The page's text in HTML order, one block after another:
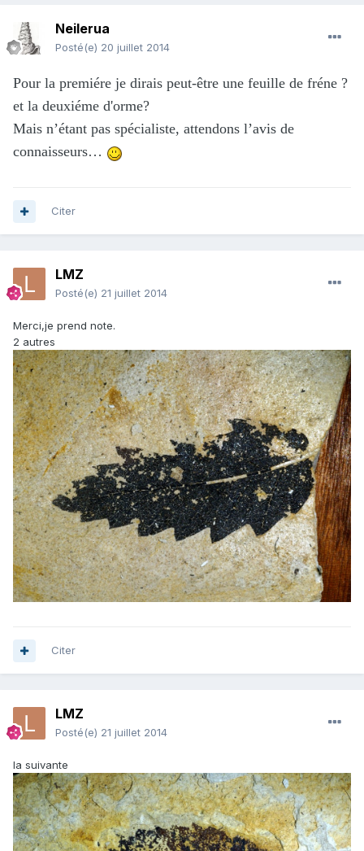
Neilerua
Posté(e) 20 juillet 2014
Pour la premiére je dirais peut-être une feuille de fréne ?
et la deuxiéme d'orme?
Mais n’étant pas spécialiste, attendons l’avis de
connaisseurs…
Citer
LMZ
Posté(e) 21 juillet 2014
Merci,je prend note.
2 autres
Citer
LMZ
Posté(e) 21 juillet 2014
la suivante